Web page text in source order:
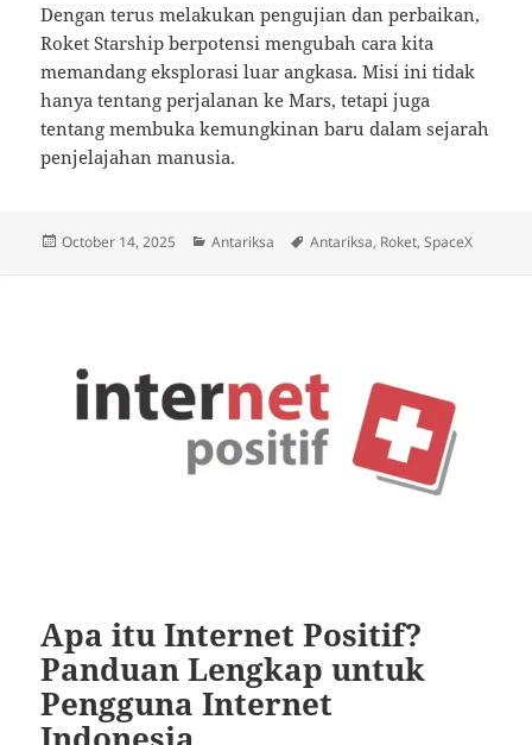
Dengan terus melakukan pengujian dan perbaikan,
Roket Starship berpotensi mengubah cara kita
memandang eksplorasi luar angkasa. Misi ini tidak
hanya tentang perjalanan ke Mars, tetapi juga
tentang membuka kemungkinan baru dalam sejarah
penjelajahan manusia.
Posted
October 14, 2025 Categories
Antariksa Tags
Antariksa, Roket,SpaceX
Apa itu Internet Positif?
Panduan Lengkap untuk
Pengguna Internet